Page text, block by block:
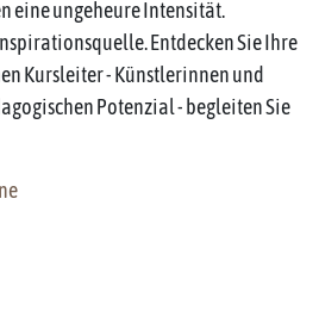
eine ungeheure Intensität.
Entdecken Sie Ihre
Kursleiter - Künstlerinnen und
Potenzial - begleiten Sie